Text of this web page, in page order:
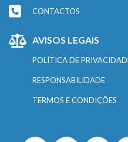
CONTACTOS
AVISOS LEGAIS
POLÍTICA DE
RESPONSABILIDADE
TERMOS E CONDIÇÕES